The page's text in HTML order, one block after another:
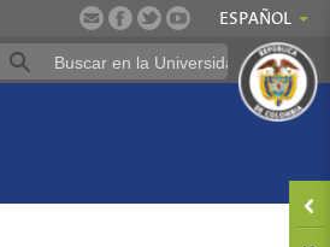
ESPAÑOL